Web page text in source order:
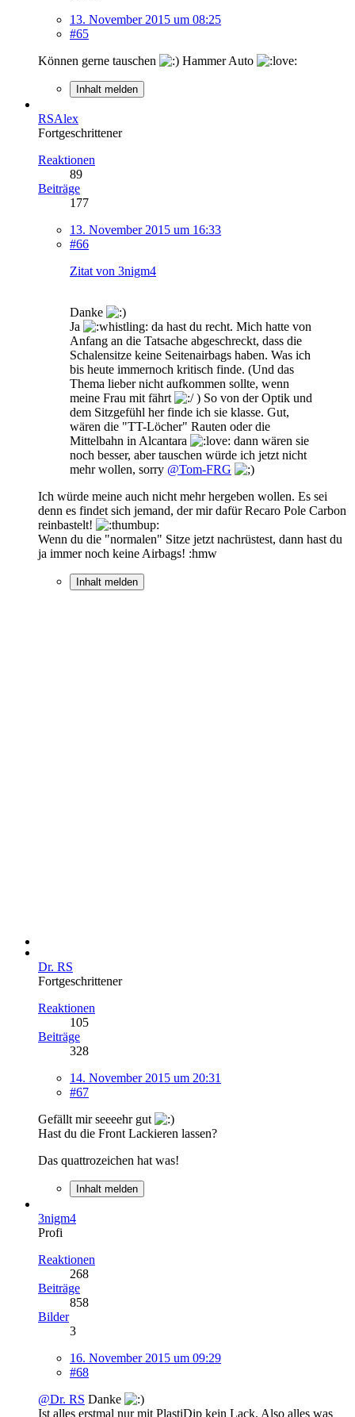
13. November 2015 um 08:25
#65
Können gerne tauschen
Hammer Auto
Inhalt melden
RSAlex
Fortgeschrittener
Reaktionen
89
Beiträge
177
13. November 2015 um 16:33
#66
Zitat von 3nigm4
Danke
Ja
da hast du recht. Mich hatte von
Anfang an die Tatsache abgeschreckt, dass die
Schalensitze keine Seitenairbags haben. Was ich
bis heute immernoch kritisch finde. (Und das
Thema lieber nicht aufkommen sollte, wenn
meine Frau mit fährt
) So von der Optik und
dem Sitzgefühl her finde ich sie klasse. Gut,
wären die "TT-Löcher" Rauten oder die
Mittelbahn in Alcantara
dann wären sie
noch besser, aber tauschen würde ich jetzt nicht
mehr wollen, sorry @Tom-FRG
Ich würde meine auch nicht mehr hergeben wollen. Es sei
denn es findet sich jemand, der mir dafür Recaro Pole Carbon
reinbastelt!
Wenn du die "normalen" Sitze jetzt nachrüstest, dann hast du
ja immer noch keine Airbags! :hmw
Inhalt melden
Dr. RS
Fortgeschrittener
Reaktionen
105
Beiträge
328
14. November 2015 um 20:31
#67
Gefällt mir seeeehr gut
Hast du die Front Lackieren lassen?
Das quattrozeichen hat was!
Inhalt melden
3nigm4
Profi
Reaktionen
268
Beiträge
858
Bilder
3
16. November 2015 um 09:29
#68
@Dr. RS Danke
Ist alles erstmal nur mit PlastiDip kein Lack. Also alles was